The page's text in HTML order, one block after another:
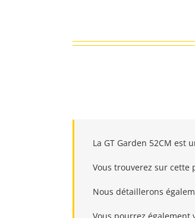
La GT Garden 52CM est
Vous trouverez sur cette
Nous détaillerons